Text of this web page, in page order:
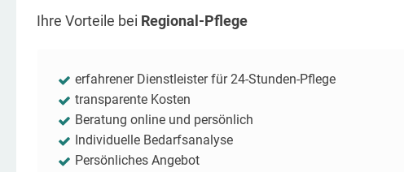
Ihre Vorteile bei Regional-Pflege
erfahrener Dienstleister für 24-Stunden-Pflege
transparente Kosten
Beratung online und persönlich
Individuelle Bedarfsanalyse
Persönliches Angebot